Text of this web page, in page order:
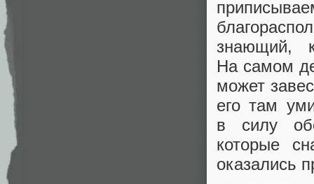
знающий,
На самом
может
его там
в силу
которые
оказались